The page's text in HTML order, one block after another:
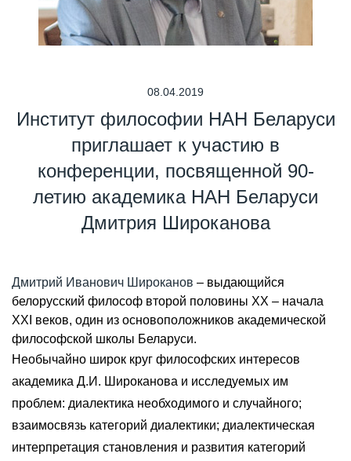
08.04.2019
Институт философии НАН Беларуси
приглашает к участию в
конференции, посвященной 90-
летию академика НАН Беларуси
Дмитрия Широканова
Дмитрий Иванович Широканов – выдающийся
белорусский философ второй половины XX – начала
XXI веков, один из основоположников академической
философской школы Беларуси.
Необычайно широк круг философских интересов
академика Д.И. Широканова и исследуемых им
проблем: диалектика необходимого и случайного;
взаимосвязь категорий диалектики; диалектическая
интерпретация становления и развития категорий